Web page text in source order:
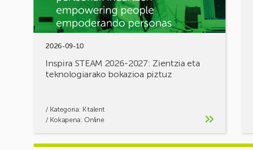
2026-09-10
Inspira STEAM 2026-2027: Zientzia eta
teknologiarako bokazioa piztuz
/ Kategoria: K·talent
/ Kokapena: Online
bokazioa
piztuz